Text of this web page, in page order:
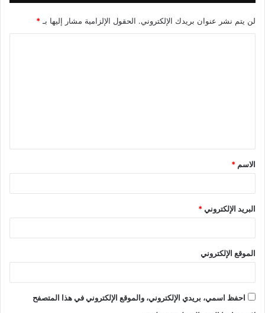
لن يتم نشر عنوان بريدك الإلكتروني. الحقول الإلزامية مشار إليها بـ*
ق
*
الاسم *
البريد الإلكتروني*
الموقع الإلكتروني
احفظ اسمي، بريدي الإلكتروني، والموقع الإلكتروني في هذا المتصفح